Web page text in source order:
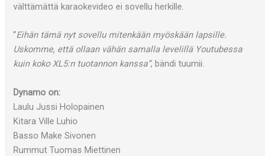
välttämättä karaokevideo ei sovellu herkille.
”Eihän tämä nyt sovellu mitenkään myöskään lapsille.
Uskomme, että ollaan vähän samalla levelillä Youtubessa
kuin koko XL5:n tuotannon kanssa”, bändi tuumii.
Dynamo on:
Laulu Jussi Holopainen
Kitara Ville Luhio
Basso Make Sivonen
Rummut Tuomas Miettinen